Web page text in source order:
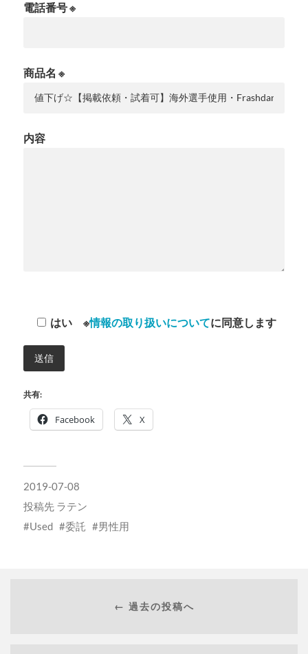
電話番号 ※
商品名 ※
内容
はい※情報の取り扱いについてに同意します
共有:
Facebook X
2019-07-08
投稿先 ラテン
Used
委託 男性用
← 過去の投稿へ